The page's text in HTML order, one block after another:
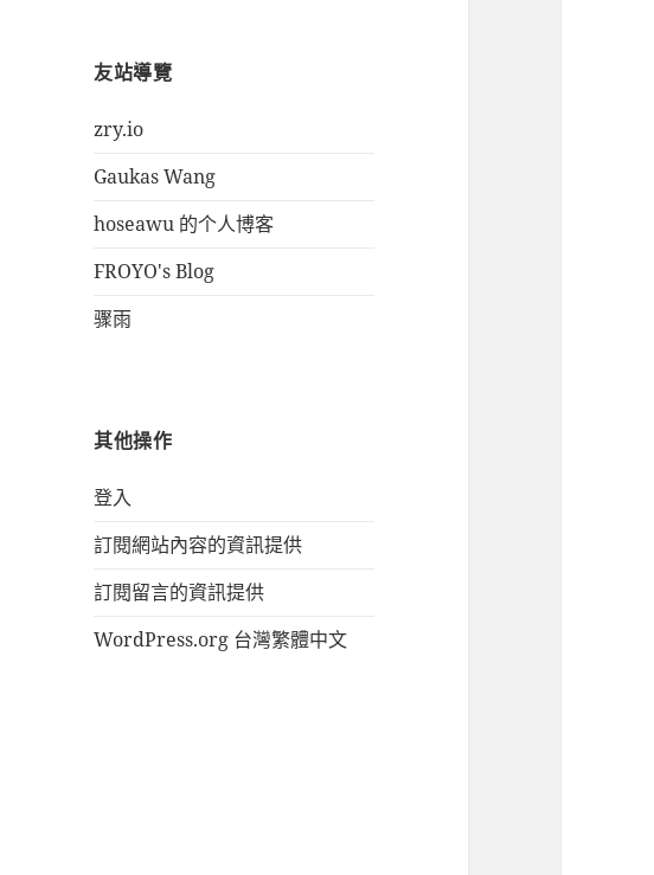
友站導覽
zry.io
Gaukas Wang
hoseawu 的个人博客
FROYO's Blog
骤雨
其他操作
登入
訂閱網站內容的資訊提供
訂閱留言的資訊提供
WordPress.org 台灣繁體中文